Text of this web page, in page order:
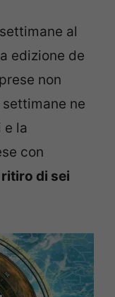
al
edizione de
non
ne
la
con
di sei